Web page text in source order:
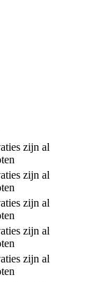
zijn al
zijn al
zijn al
zijn al
zijn al